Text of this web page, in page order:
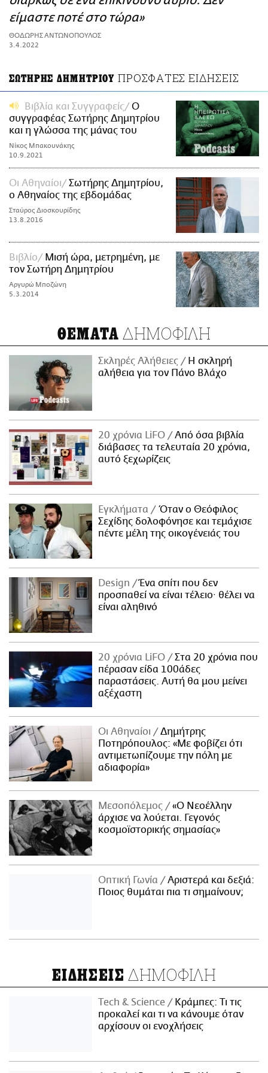
ΑΜΠΑ
PRINT
είμαστε ποτέ στο τώρα»
ΘΟΔΩΡΗΣ ΑΝΤΩΝΟΠΟΥΛΟΣ
3.4.2022
ΣΩΤΗΡΗΣ ΔΗΜΗΤΡΙΟΥ ΠΡΟΣΦΑΤΕΣ ΕΙΔΗΣΕΙΣ
Βιβλία και Συγγραφείς
Ο
συγγραφέας Σωτήρης Δημητρίου
και η γλώσσα της μάνας του
Νίκος Μπακουνάκης
10.9.2021
Οι Αθηναίοι
Σωτήρης Δημητρίου,
ο Αθηναίος της εβδομάδας
Σταύρος Διοσκουρίδης
13.8.2016
Βιβλίο
Μισή ώρα, μετρημένη, με
τον Σωτήρη Δημητρίου
Αργυρώ Μποζώνη
5.3.2014
ΘΕΜΑΤΑ ΔΗΜΟΦΙΛΗ
Σκληρές Αλήθειες
H σκληρή
αλήθεια για τον Πάνο Βλάχο
20 χρόνια LiFO
Από όσα βιβλία
διάβασες τα τελευταία 20 χρόνια,
αυτό ξεχωρίζεις
Εγκλήματα
Όταν ο Θεόφιλος
Σεχίδης δολοφόνησε και τεμάχισε
πέντε μέλη της οικογένειάς του
Design
Ένα σπίτι που δεν
προσπαθεί να είναι τέλειο· θέλει να
είναι αληθινό
20 χρόνια LiFO
Στα 20 χρόνια που
πέρασαν είδα 100άδες
παραστάσεις. Αυτή θα μου μείνει
αξέχαστη
Οι Αθηναίοι
Δημήτρης
Ποτηρόπουλος: «Με φοβίζει ότι
αντιμετωπίζουμε την πόλη με
αδιαφορία»
Μεσοπόλεμος
«Ο Νεοέλλην
άρχισε να λούεται. Γεγονός
κοσμοϊστορικής σημασίας»
Οπτική Γωνία
Αριστερά και δεξιά:
Ποιος θυμάται πια τι σημαίνουν;
ΕΙΔΗΣΕΙΣ ΔΗΜΟΦΙΛΗ
Τech & Science
Κράμπες: Τι τις
προκαλεί και τι να κάνουμε όταν
αρχίσουν οι ενοχλήσεις